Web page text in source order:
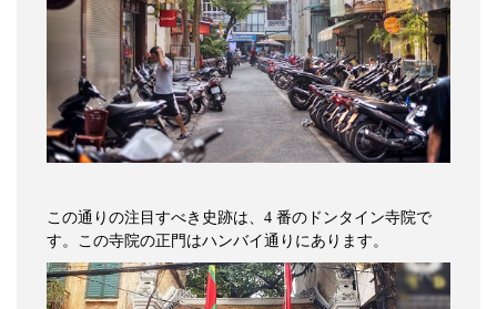
この通りの注目すべき史跡は、 4 番のドンタイン寺院で
す。この寺院の正門はハンバイ通りにあります。